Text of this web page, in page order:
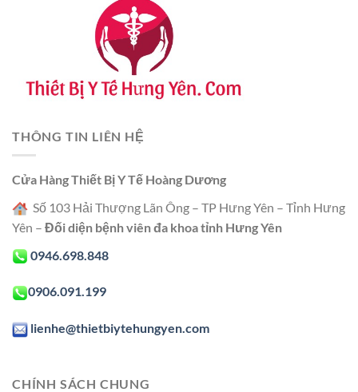
THÔNG TIN LIÊN HỆ
Cửa Hàng Thiết Bị Y Tế Hoàng Dương
Số 103 Hải Thượng Lãn Ông – TP Hưng Yên – Tỉnh Hưng
Yên – Đối diện bệnh viên đa khoa tỉnh Hưng Yên
0946.698.848
0906.091.199
lienhe@thietbiytehungyen.com
CHÍNH SÁCH CHUNG